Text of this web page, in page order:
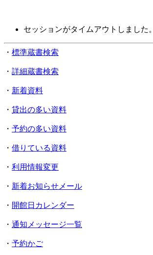
セッションがタイムアウトしました。
・ 標準蔵書検索
・ 詳細蔵書検索
・ 新着資料
・ 貸出の多い資料
・ 予約の多い資料
・ 借りている資料
・ 利用情報変更
・ 新着お知らせメール
・ 開館日カレンダー
・ 通知メッセージ一覧
・ 予約かご